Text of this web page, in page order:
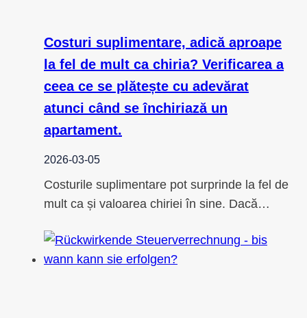
Costuri suplimentare, adică aproape
la fel de mult ca chiria? Verificarea a
ceea ce se plătește cu adevărat
atunci când se închiriază un
apartament.
2026-03-05
Costurile suplimentare pot surprinde la fel de
mult ca și valoarea chiriei în sine. Dacă…